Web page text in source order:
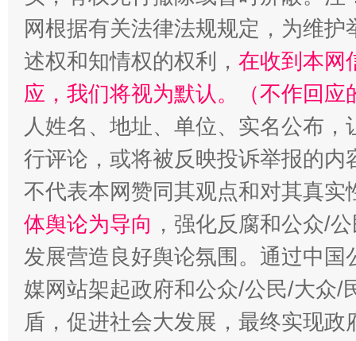
“蜀中异人”王建安的艺术幻境
网根据有关法律法规规定，为维
述权和知情权的权利， 在收到本网
应，我们将视为默认。（不作回应
人姓名、地址、单位、实名公布
行评论，或将被反映投诉举报的
不代表本网赞同其观点和对其真实
体舆论为导向 ，强化反腐和公众/
发展营造良好舆论氛围。通过中
媒网站架起政府和公众/公民/大众/
盾，促进社会大发展，最终实现